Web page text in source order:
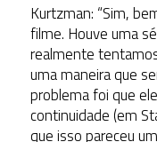
Kurtzman: “Sim,
filme. Houve uma
realmente
uma maneira que
problema foi que
continuidade (em
que isso pareceu